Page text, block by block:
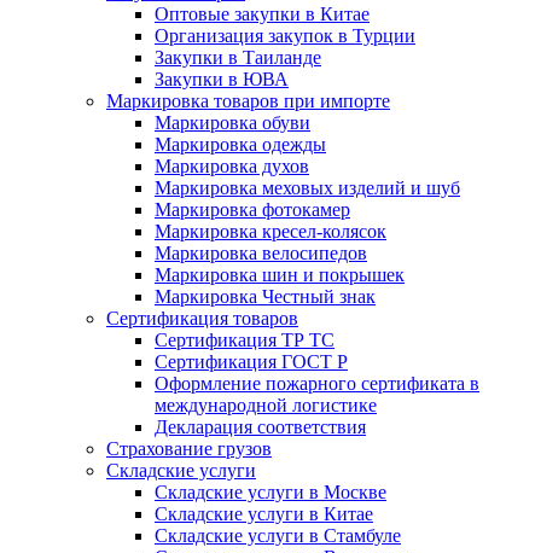
Оптовые закупки в Китае
Организация закупок в Турции
Закупки в Таиланде
Закупки в ЮВА
Маркировка товаров при импорте
Маркировка обуви
Маркировка одежды
Маркировка духов
Маркировка меховых изделий и шуб
Маркировка фотокамер
Маркировка кресел-колясок
Маркировка велосипедов
Маркировка шин и покрышек
Маркировка Честный знак
Сертификация товаров
Сертификация ТР ТС
Сертификация ГОСТ Р
Оформление пожарного сертификата в
международной логистике
Декларация соответствия
Страхование грузов
Складские услуги
Складские услуги в Москве
Складские услуги в Китае
Складские услуги в Стамбуле